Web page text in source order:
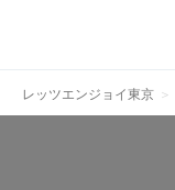
レッツエンジョイ東京